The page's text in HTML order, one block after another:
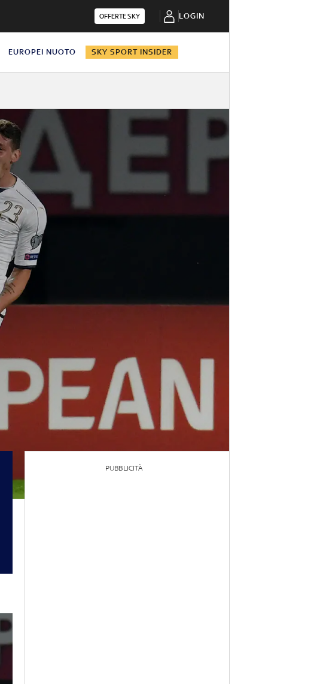
OFFERTE SKY LOGIN
EUROPEI NUOTO SKY SPORT INSIDER
PUBBLICITÀ